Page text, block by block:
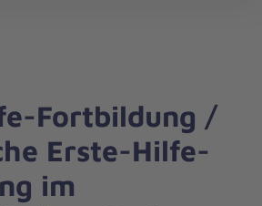
Fortbildung /
Erste-Hilfe-
im